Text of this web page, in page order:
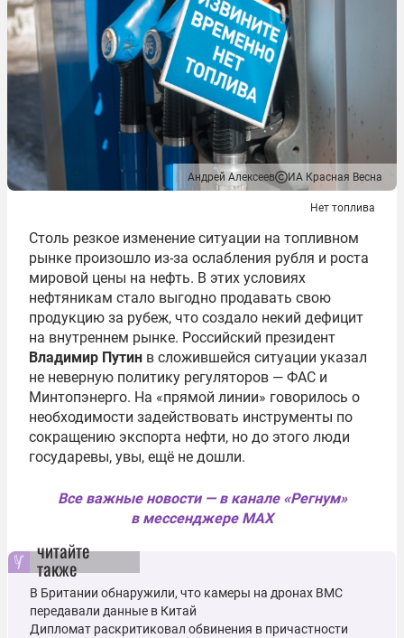
Андрей Алексеев ИА Красная Весна
Нет топлива
Столь резкое изменение ситуации на топливном
рынке произошло из-за ослабления рубля и роста
мировой цены на нефть. В этих условиях
нефтяникам стало выгодно продавать свою
продукцию за рубеж, что создало некий дефицит
на внутреннем рынке. Российский президент
Владимир Путин в сложившейся ситуации указал
не неверную политику регуляторов — ФАС и
Минтопэнерго. На «прямой линии» говорилось о
необходимости задействовать инструменты по
сокращению экспорта нефти, но до этого люди
государевы, увы, ещё не дошли.
Все важные новости — в канале «Регнум»
в мессенджере MAX
читайте
также
В Британии обнаружили, что камеры на дронах ВМС
передавали данные в Китай
Дипломат раскритиковал обвинения в причастности